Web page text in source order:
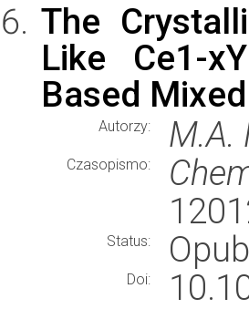
The
Like Ce1-
Based
Autorzy: M.A.
Czasopismo:
Status:
Doi: